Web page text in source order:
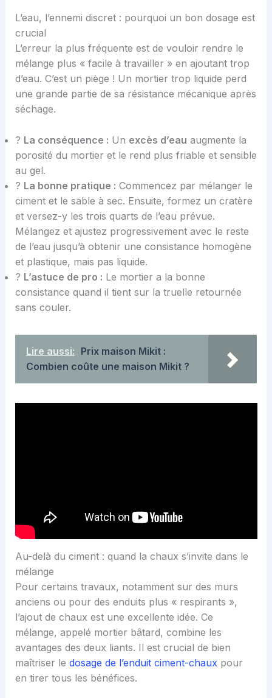
L’eau, l’ennemi discret : pourquoi un bon dosage est
crucial
L’erreur la plus fréquente est de vouloir rendre le
mélange plus « facile à travailler » en ajoutant trop
d’eau. C’est un piège ! Un mortier trop liquide perd
une grande partie de sa résistance mécanique après
séchage.
? La conséquence : Un excès d’eau augmente la
porosité du mortier et le rend plus friable et sensible
au gel.
? La bonne pratique : Commencez par mélanger le
ciment et le sable à sec. Ensuite, formez un cratère
et versez-y les trois quarts de l’eau prévue.
Mélangez et ajustez progressivement avec le reste
de l’eau jusqu’à obtenir une consistance homogène
et plastique, mais pas liquide.
? L’astuce de pro : Le mortier a la bonne
consistance quand il tient sur la truelle retournée
sans couler.
Lire aussi: Prix maison Mikit :
Combien coûte une maison Mikit ?
Au-delà du ciment : quand la chaux s’invite dans le
mélange
Pour certains travaux, notamment sur des murs
anciens ou pour des enduits plus « respirants »,
l’ajout de chaux est une excellente idée. Ce
mélange, appelé mortier bâtard, combine les
avantages des deux liants. Il est crucial de bien
maîtriser le dosage de l’enduit ciment-chauxpour
en tirer tous les bénéfices.